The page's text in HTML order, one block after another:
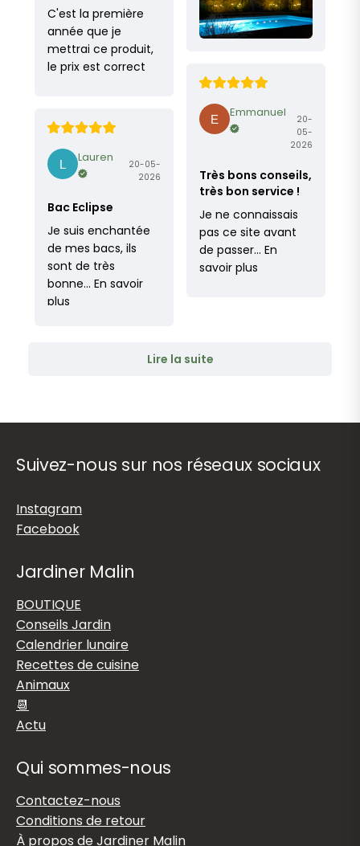
C'est la première
année que je
mettrai ce produit,
le prix est correct
Emmanuel
20-
05-
2026
Très bons conseils,
très bon service !
Je ne connaissais
pas ce site avant
de passer… En
savoir plus
Lauren
20-05-
2026
Bac Eclipse
Je suis enchantée
de mes bacs, ils
sont de très
bonne… En savoir
plus
Lire la suite
Suivez-nous sur nos réseaux sociaux
Instagram
Facebook
Jardiner Malin
BOUTIQUE
Conseils Jardin
Calendrier lunaire
Recettes de cuisine
Animaux
📆
Actu
Qui sommes-nous
Contactez-nous
Conditions de retour
À propos de Jardiner Malin